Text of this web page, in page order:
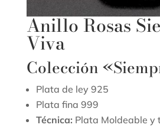
Anillo Rosas
Viva
Colección
Plata de ley 925
Plata fina 999
Técnica: Plata Moldeable y